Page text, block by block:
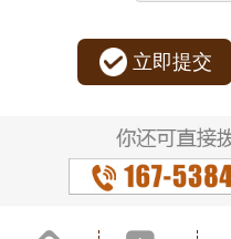
立即提交